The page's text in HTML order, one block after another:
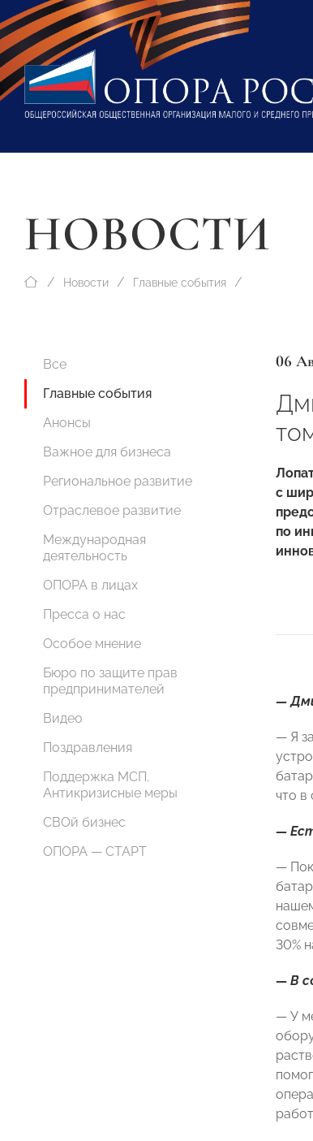
НОВОСТИ
Новости Главные события
Все
Главные события
Анонсы
Важное для бизнеса
Региональное развитие
Отраслевое развитие
Международная
деятельность
ОПОРА в лицах
Пресса о нас
Особое мнение
Бюро по защите прав
предпринимателей
Видео
Поздравления
Поддержка МСП.
Антикризисные меры
СВОй бизнес
ОПОРА — СТАРТ
06
с
по
—
— Я
что в
—
—
30%
— В
— У